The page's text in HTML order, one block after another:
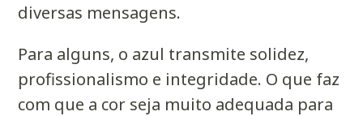
diversas mensagens.
Para alguns, o azul transmite solidez,
profissionalismo e integridade. O que faz
com que a cor seja muito adequada para